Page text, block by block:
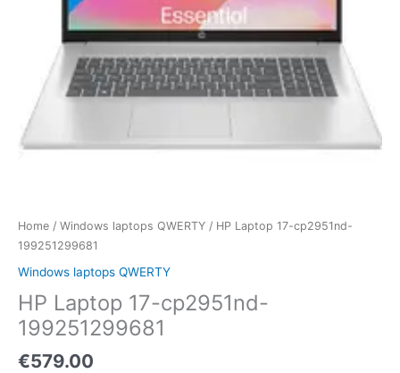
Home / Windows laptops QWERTY / HP Laptop 17-cp2951nd-
199251299681
Windows laptops QWERTY
HP Laptop 17-cp2951nd-
199251299681
€579.00